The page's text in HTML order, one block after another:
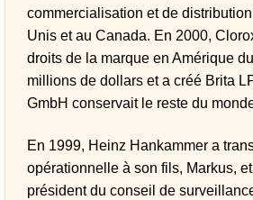
commercialisation et de
Unis et au Canada. En 2000,
droits de la marque en Amérique
millions de dollars et a créé Brita
GmbH conservait le reste du
En 1999, Heinz Hankammer a
opérationnelle à son fils, Markus,
président du conseil de